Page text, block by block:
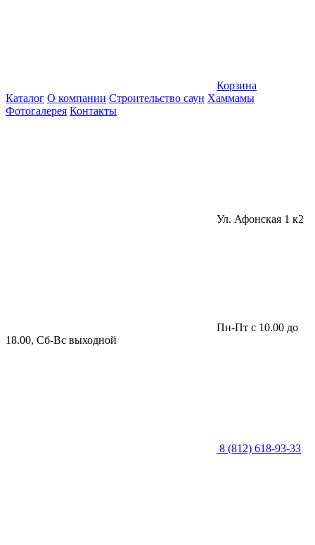
Корзина
Каталог О компании Строительство саун Хаммамы
Фотогалерея Контакты
Ул. Афонская 1 к2
Пн-Пт с 10.00 до
18.00, Сб-Вс выходной
8 (812) 618-93-33